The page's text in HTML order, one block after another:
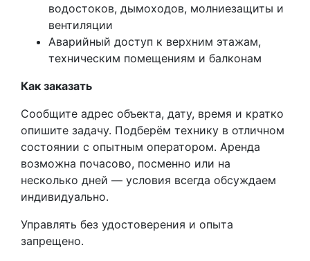
водостоков, дымоходов, молниезащиты и
вентиляции
Аварийный доступ к верхним этажам,
техническим помещениям и балконам
Как заказать
Сообщите адрес объекта, дату, время и кратко
опишите задачу. Подберём технику в отличном
состоянии с опытным оператором. Аренда
возможна почасово, посменно или на
несколько дней — условия всегда обсуждаем
индивидуально.
Управлять без удостоверения и опыта
запрещено.